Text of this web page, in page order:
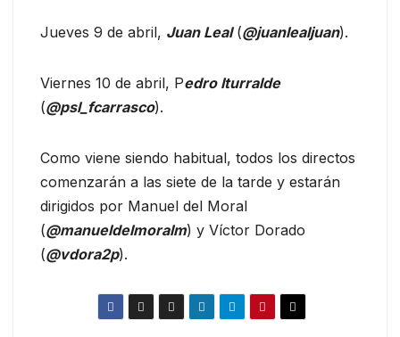
Jueves 9 de abril, Juan Leal(@juanlealjuan).
Viernes 10 de abril, Pedro Iturralde
(@psl_fcarrasco).
Como viene siendo habitual, todos los directos
comenzarán a las siete de la tarde y estarán
dirigidos por Manuel del Moral
(@manueldelmoralm) y Víctor Dorado
(@vdora2p).